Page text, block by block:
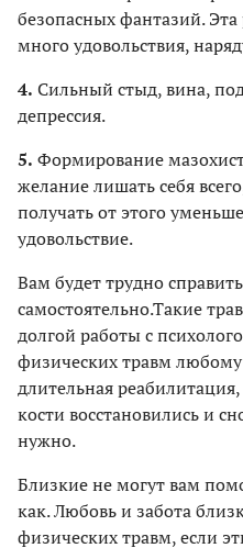
безопасных фантазий.
много удовольствия,
4. Сильный стыд, вина,
депрессия.
5. Формирование
желание лишать себя
получать от этого
удовольствие.
Вам будет трудно
самостоятельно.Такие
долгой работы с
физических травм любому
длительная
кости восстановились и
нужно.
Близкие не могут вам
как. Любовь и забота
физических травм, если